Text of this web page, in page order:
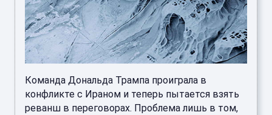
Команда Дональда Трампа проиграла в
конфликте с Ираном и теперь пытается взять
реванш в переговорах. Проблема лишь в том,